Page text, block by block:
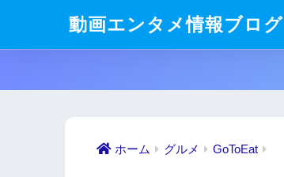
動画エンタメ情報ブログ
ホーム グルメ GoToEat